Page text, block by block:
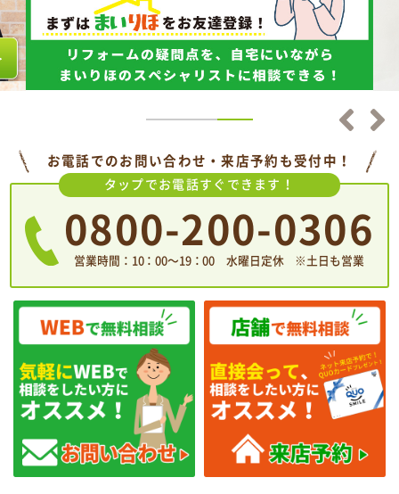
お電話でのお問い合わせ・来店予約も受付中！
タップでお電話すぐできます！
0800-200-0306
営業時間：10：00〜19：00 水曜日定休 ※土日も営業